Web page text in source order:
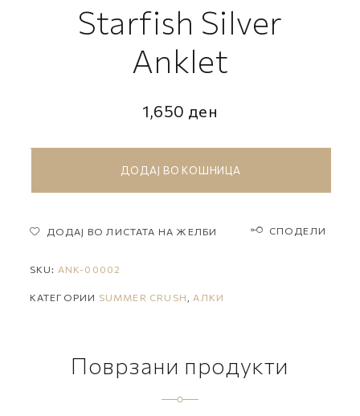
Starfish Silver
Anklet
1,650 ден
ДОДАЈ ВО КОШНИЦА
ДОДАЈ ВО ЛИСТАТА НА ЖЕЛБИ СПОДЕЛИ
SKU: ANK-00002
КАТЕГОРИИ SUMMER CRUSH АЛКИ
Поврзани продукти